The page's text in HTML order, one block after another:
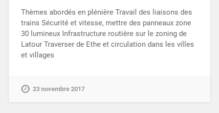
Thèmes abordés en plénière Travail des liaisons des
trains Sécurité et vitesse, mettre des panneaux zone
30 lumineux Infrastructure routière sur le zoning de
Latour Traverser de Ethe et circulation dans les villes
et villages
23 novembre 2017